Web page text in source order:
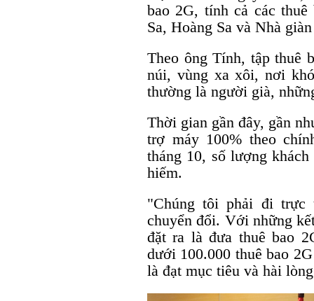
bao 2G, tính cả các
Sa, Hoàng Sa và Nhà
Theo ông Tính, tập thuê
núi, vùng xa xôi, nơi
thường là người già,
Thời gian gần đây, gần
trợ máy 100% theo
tháng 10, số lượng
hiếm.
"Chúng tôi phải đi trực
chuyển đổi. Với những
đặt ra là đưa thuê bao
dưới 100.000 thuê bao
là đạt mục tiêu và hài